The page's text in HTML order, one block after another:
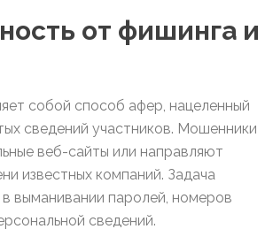
от фишинга и
собой способ афер, нацеленный
сведений участников. Мошенники
веб-сайты или направляют
известных компаний. Задача
выманивании паролей, номеров
сведений.